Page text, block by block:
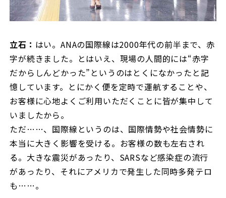
立石： はい。ANAの国際線は2000年代の前半まで、赤
字が続きました。とはいえ、現場の人間的には“赤字
だからしんどかった”というのはとくになかったと記
憶しています。とにかく便を定時で運航することや、
お客様に心地よくご利用いただくことに皆が集中して
いましたから。
ただ……、国際線というのは、国際情勢や社会情勢に
本当に大きく影響を受ける。お客様の数も左右され
る。大きな震災があったり、SARSなど感染症の流行
があったり、それにアメリカで発生した同時多発テロ
も……。